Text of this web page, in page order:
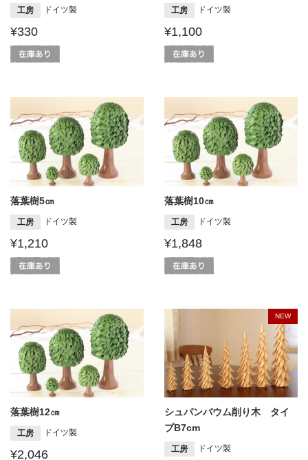
工房 ドイツ製
¥330
工房 ドイツ製
¥1,100
落葉樹5㎝
工房 ドイツ製
¥1,210
落葉樹10㎝
工房 ドイツ製
¥1,848
落葉樹12㎝
工房 ドイツ製
¥2,046
NEW
シュパンバウム削り木 タイ
プB7cm
工房 ドイツ製